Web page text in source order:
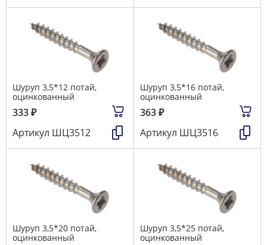
Шуруп 3,5*12 потай,
оцинкованный
333₽
Артикул ШЦ3512
Шуруп 3,5*16 потай,
оцинкованный
363₽
Артикул ШЦ3516
Шуруп 3,5*20 потай,
оцинкованный
Шуруп 3,5*25 потай,
оцинкованный